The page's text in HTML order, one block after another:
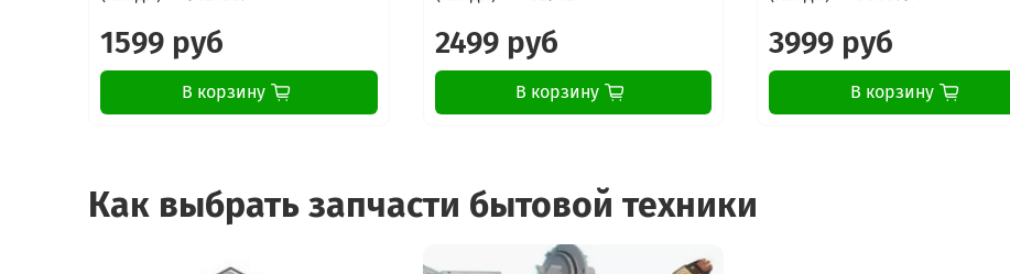
1599 руб
В корзину
2499 руб
В корзину
3999 руб
В корзину
Как выбрать запчасти бытовой техники